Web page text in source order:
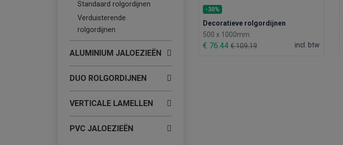
Standaard rolgordijnen
Verduisterende
rolgordijnen
ALUMINIUM JALOEZIEËN
DUO ROLGORDIJNEN
VERTICALE LAMELLEN
PVC JALOEZIEËN
-30%
Decoratieve rolgordijnen
500 x 1000mm
€ 76.44 € 109.19 incl. btw